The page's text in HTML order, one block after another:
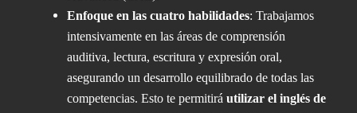
Enfoque en las cuatro habilidades: Trabajamos
intensivamente en las áreas de comprensión
auditiva, lectura, escritura y expresión oral,
asegurando un desarrollo equilibrado de todas las
competencias. Esto te permitiráutilizar el inglés de